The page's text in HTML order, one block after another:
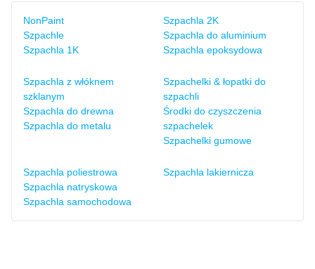
NonPaint
Szpachle
Szpachla 1K
Szpachla 2K
Szpachla do aluminium
Szpachla epoksydowa
Szpachla z włóknem
szklanym
Szpachla do drewna
Szpachla do metalu
Szpachelki & łopatki do
szpachli
Środki do czyszczenia
szpachelek
Szpachelki gumowe
Szpachla poliestrowa
Szpachla natryskowa
Szpachla samochodowa
Szpachla lakiernicza